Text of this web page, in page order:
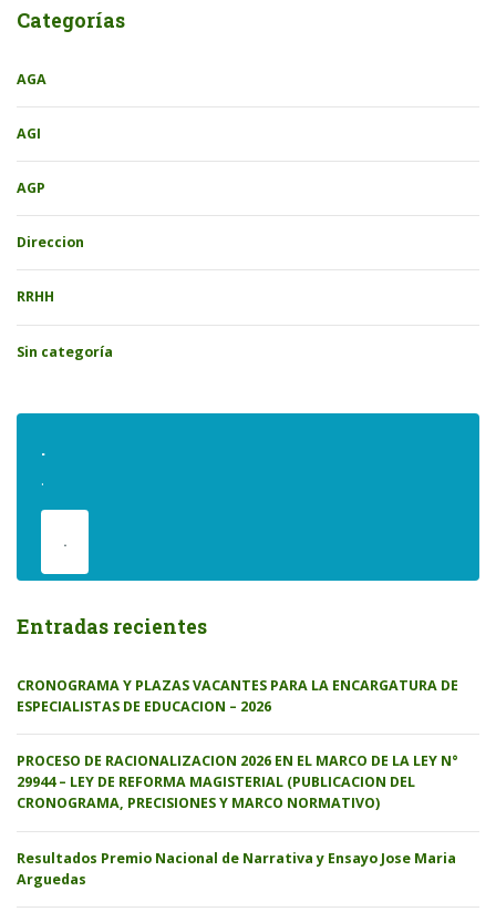
Categorías
AGA
AGI
AGP
Direccion
RRHH
Sin categoría
.
.
.
Entradas recientes
CRONOGRAMA Y PLAZAS VACANTES PARA LA ENCARGATURA DE
ESPECIALISTAS DE EDUCACION – 2026
PROCESO DE RACIONALIZACION 2026 EN EL MARCO DE LA LEY N°
29944 – LEY DE REFORMA MAGISTERIAL (PUBLICACION DEL
CRONOGRAMA, PRECISIONES Y MARCO NORMATIVO)
Resultados Premio Nacional de Narrativa y Ensayo Jose Maria
Arguedas